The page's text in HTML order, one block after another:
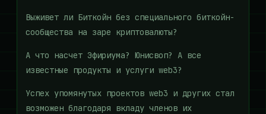
Выживет ли Биткойн без специального биткойн-
сообщества на заре криптовалюты?
А что насчет Эфириума? Юнисвоп? А все
известные продукты и услуги web3?
Успех упомянутых проектов web3 и других стал
возможен благодаря вкладу членов их